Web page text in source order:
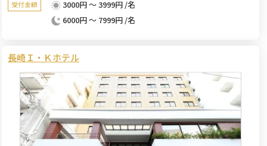
受付金額
3000円 ～ 3999円 /名
6000円 ～ 7999円 /名
長崎Ｉ・Ｋホテル